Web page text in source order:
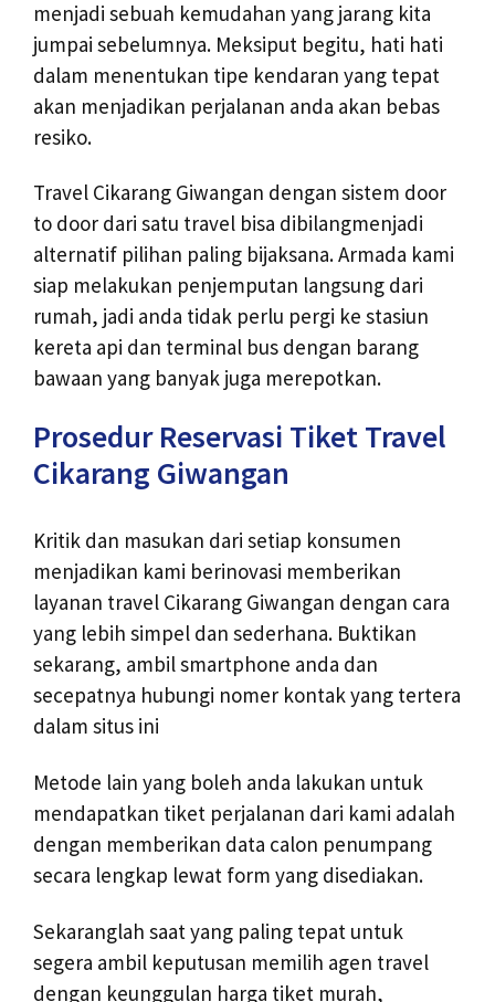
menjadi sebuah kemudahan yang jarang kita
jumpai sebelumnya. Meksiput begitu, hati hati
dalam menentukan tipe kendaran yang tepat
akan menjadikan perjalanan anda akan bebas
resiko.
Travel Cikarang Giwangan dengan sistem door
to door dari satu travel bisa dibilangmenjadi
alternatif pilihan paling bijaksana. Armada kami
siap melakukan penjemputan langsung dari
rumah, jadi anda tidak perlu pergi ke stasiun
kereta api dan terminal bus dengan barang
bawaan yang banyak juga merepotkan.
Prosedur Reservasi Tiket Travel
Cikarang Giwangan
Kritik dan masukan dari setiap konsumen
menjadikan kami berinovasi memberikan
layanan travel Cikarang Giwangan dengan cara
yang lebih simpel dan sederhana. Buktikan
sekarang, ambil smartphone anda dan
secepatnya hubungi nomer kontak yang tertera
dalam situs ini
Metode lain yang boleh anda lakukan untuk
mendapatkan tiket perjalanan dari kami adalah
dengan memberikan data calon penumpang
secara lengkap lewat form yang disediakan.
Sekaranglah saat yang paling tepat untuk
segera ambil keputusan memilih agen travel
dengan keunggulan harga tiket murah,